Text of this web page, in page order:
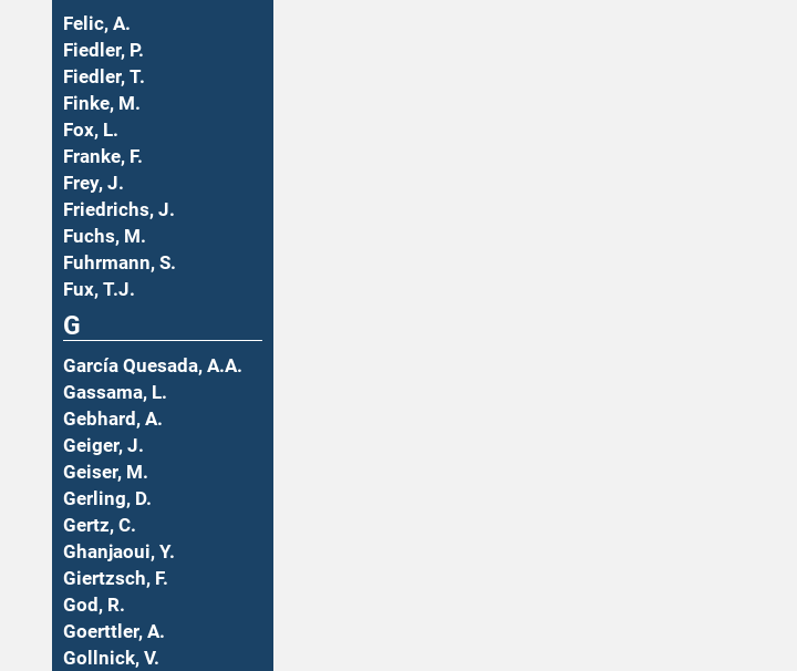
Felic, A.
Fiedler, P.
Fiedler, T.
Finke, M.
Fox, L.
Franke, F.
Frey, J.
Friedrichs, J.
Fuchs, M.
Fuhrmann, S.
Fux, T.J.
G
García Quesada, A.A.
Gassama, L.
Gebhard, A.
Geiger, J.
Geiser, M.
Gerling, D.
Gertz, C.
Ghanjaoui, Y.
Giertzsch, F.
God, R.
Goerttler, A.
Gollnick, V.